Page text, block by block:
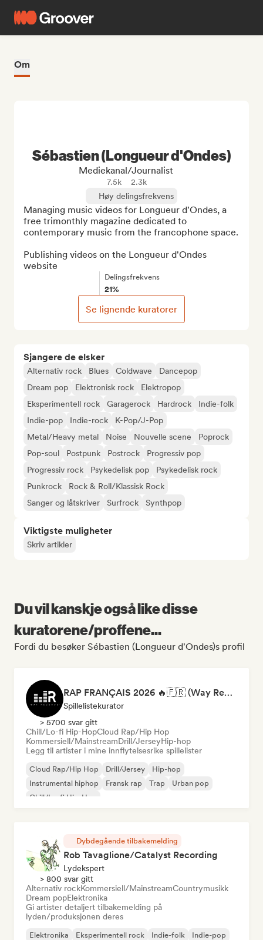
Om
Sjangere de elsker
Alternativ rock Blues Coldwave
Dancepop
Dream pop
Elektronisk rock
Elektropop
Eksperimentell rock
Garagerock Hardrock
Indie-folk
Indie-pop
Indie-rock
K-Pop/J-Pop
Metal/Heavy metal
Noise Nouvelle scene
Poprock
Pop-soul
Postpunk Postrock
Progressiv pop
Progressiv rock
Psykedelisk pop
Psykedelisk rock
Punkrock
Rock & Roll/Klassisk Rock
Sanger og låtskriver
Surfrock Synthpop
Viktigste muligheter
Skriv artikler
Sébastien (Longueur d'Ondes)
Mediekanal/journalist
7.5k
2.3k
Høy delingsfrekvens
Managing music videos for Longueur d'Ondes, a
free trimonthly magazine dedicated to
contemporary music from the francophone space.
Publishing videos on the Longueur d'Ondes
website
Delingsfrekvens
21%
Se lignende kuratorer
Du vil kanskje også like disse
kuratorene/proffene...
Fordi du besøker Sébastien (Longueur d'Ondes)s profil
RAP FRANÇAIS 2026 🔥🇫🇷 (Way Records)
Spillelistekurator
> 5700 svar gitt
Chill/Lo-fi Hip-HopCloud Rap/Hip Hop
Kommersiell/MainstreamDrill/JerseyHip-hop
Legg til artister i mine innflytelsesrike spillelister
Cloud Rap/Hip Hop Drill/Jersey
Hip-hop
Instrumental hiphop
Fransk rap Trap
Urban pop
Chill/Lo-fi Hip-Hop
Dybdegående tilbakemelding
Rob Tavaglione/Catalyst Recording
Lydekspert
> 800 svar gitt
Alternativ rockKommersiell/MainstreamCountrymusikk
Dream popElektronika
Gi artister detaljert tilbakemelding på
lyden/produksjonen deres
Elektronika Eksperimentell rock Indie-folk
Indie-pop